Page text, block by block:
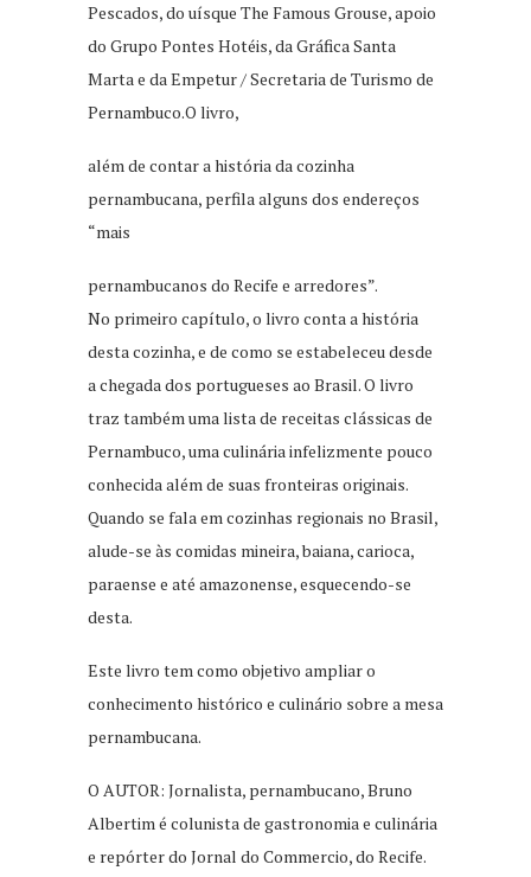
Pescados, do uísque The Famous Grouse, apoio
do Grupo Pontes Hotéis, da Gráfica Santa
Marta e da Empetur / Secretaria de Turismo de
Pernambuco.O livro,
além de contar a história da cozinha
pernambucana, perfila alguns dos endereços
“mais
pernambucanos do Recife e arredores”.
No primeiro capítulo, o livro conta a história
desta cozinha, e de como se estabeleceu desde
a chegada dos portugueses ao Brasil. O livro
traz também uma lista de receitas clássicas de
Pernambuco, uma culinária infelizmente pouco
conhecida além de suas fronteiras originais.
Quando se fala em cozinhas regionais no Brasil,
alude-se às comidas mineira, baiana, carioca,
paraense e até amazonense, esquecendo-se
desta.
Este livro tem como objetivo ampliar o
conhecimento histórico e culinário sobre a mesa
pernambucana.
O AUTOR: Jornalista, pernambucano, Bruno
Albertim é colunista de gastronomia e culinária
e repórter do Jornal do Commercio, do Recife.